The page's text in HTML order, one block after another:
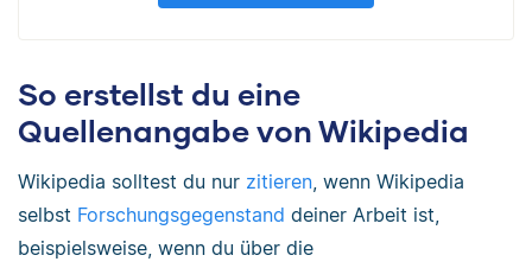
So erstellst du eine
Quellenangabe von Wikipedia
Wikipedia solltest du nur zitieren, wenn Wikipedia
selbst Forschungsgegenstand deiner Arbeit ist,
beispielsweise, wenn du über die